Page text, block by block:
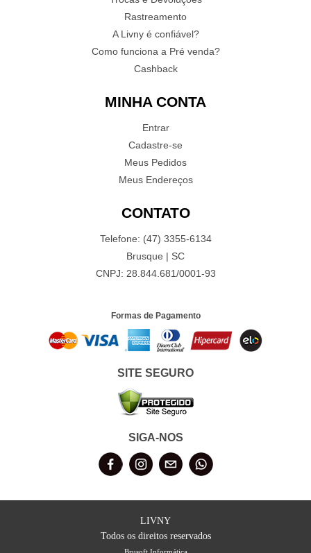
Rastreamento
A Livny é confiável?
Como funciona a Pré venda?
Cashback
MINHA CONTA
Entrar
Cadastre-se
Meus Pedidos
Meus Endereços
CONTATO
Telefone: (47) 3355-6134
Brusque | SC
CNPJ: 28.844.681/0001-93
Formas de Pagamento
SITE SEGURO
SIGA-NOS
LIVNY
Todos os direitos reservados